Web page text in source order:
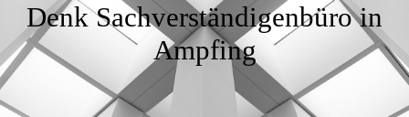
Denk Sachver­ständigen­büro in
Ampfing